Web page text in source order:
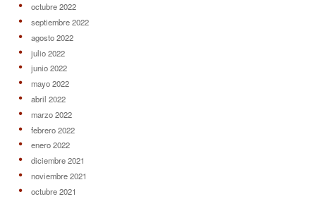
octubre 2022
septiembre 2022
agosto 2022
julio 2022
junio 2022
mayo 2022
abril 2022
marzo 2022
febrero 2022
enero 2022
diciembre 2021
noviembre 2021
octubre 2021